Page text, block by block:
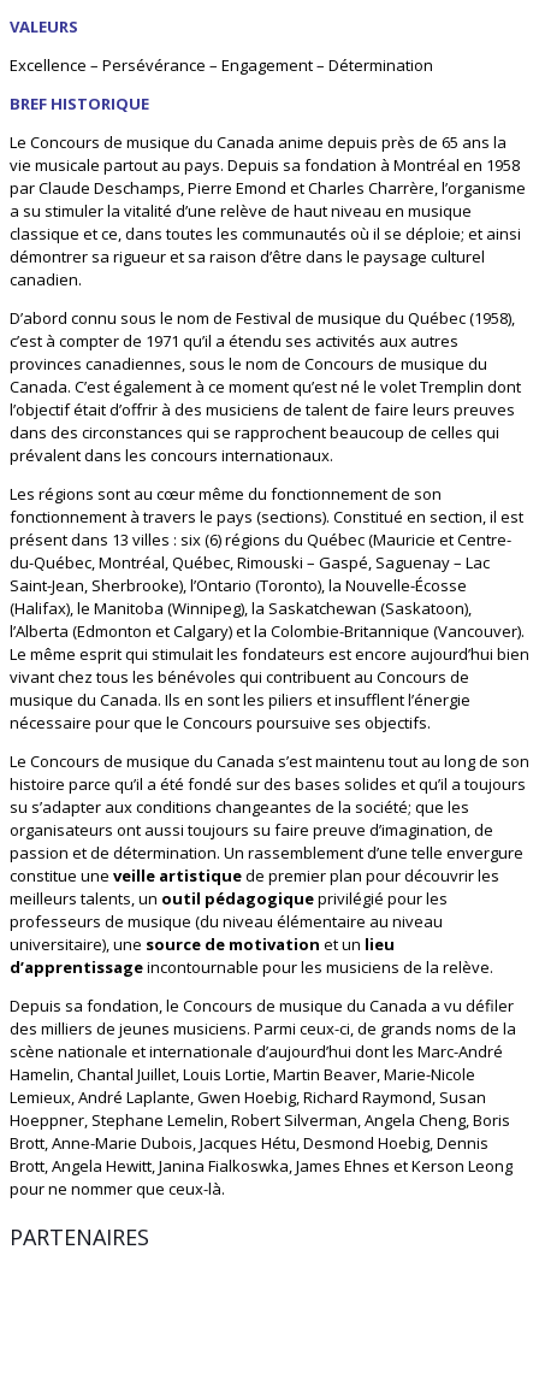
VALEURS
Excellence – Persévérance – Engagement – Détermination
BREF HISTORIQUE
Le Concours de musique du Canada anime depuis près de 65 ans la
vie musicale partout au pays. Depuis sa fondation à Montréal en 1958
par Claude Deschamps, Pierre Emond et Charles Charrère, l’organisme
a su stimuler la vitalité d’une relève de haut niveau en musique
classique et ce, dans toutes les communautés où il se déploie; et ainsi
démontrer sa rigueur et sa raison d’être dans le paysage culturel
canadien.
D’abord connu sous le nom de Festival de musique du Québec (1958),
c’est à compter de 1971 qu’il a étendu ses activités aux autres
provinces canadiennes, sous le nom de Concours de musique du
Canada. C’est également à ce moment qu’est né le volet Tremplin dont
l’objectif était d’offrir à des musiciens de talent de faire leurs preuves
dans des circonstances qui se rapprochent beaucoup de celles qui
prévalent dans les concours internationaux.
Les régions sont au cœur même du fonctionnement de son
fonctionnement à travers le pays (sections). Constitué en section, il est
présent dans 13 villes : six (6) régions du Québec (Mauricie et Centre-
du-Québec, Montréal, Québec, Rimouski – Gaspé, Saguenay – Lac
Saint-Jean, Sherbrooke), l’Ontario (Toronto), la Nouvelle-Écosse
(Halifax), le Manitoba (Winnipeg), la Saskatchewan (Saskatoon),
l’Alberta (Edmonton et Calgary) et la Colombie-Britannique (Vancouver).
Le même esprit qui stimulait les fondateurs est encore aujourd’hui bien
vivant chez tous les bénévoles qui contribuent au Concours de
musique du Canada. Ils en sont les piliers et insufflent l’énergie
nécessaire pour que le Concours poursuive ses objectifs.
Le Concours de musique du Canada s’est maintenu tout au long de son
histoire parce qu’il a été fondé sur des bases solides et qu’il a toujours
su s’adapter aux conditions changeantes de la société; que les
organisateurs ont aussi toujours su faire preuve d’imagination, de
passion et de détermination. Un rassemblement d’une telle envergure
constitue une veille artistiquede premier plan pour découvrir les
meilleurs talents, un outil pédagogiqueprivilégié pour les
professeurs de musique (du niveau élémentaire au niveau
universitaire), une source de motivation et un lieu
d’apprentissageincontournable pour les musiciens de la relève.
Depuis sa fondation, le Concours de musique du Canada a vu défiler
des milliers de jeunes musiciens. Parmi ceux-ci, de grands noms de la
scène nationale et internationale d’aujourd’hui dont les Marc-André
Hamelin, Chantal Juillet, Louis Lortie, Martin Beaver, Marie-Nicole
Lemieux, André Laplante, Gwen Hoebig, Richard Raymond, Susan
Hoeppner, Stephane Lemelin, Robert Silverman, Angela Cheng, Boris
Brott, Anne-Marie Dubois, Jacques Hétu, Desmond Hoebig, Dennis
Brott, Angela Hewitt, Janina Fialkoswka, James Ehnes et Kerson Leong
pour ne nommer que ceux-là.
PARTENAIRES